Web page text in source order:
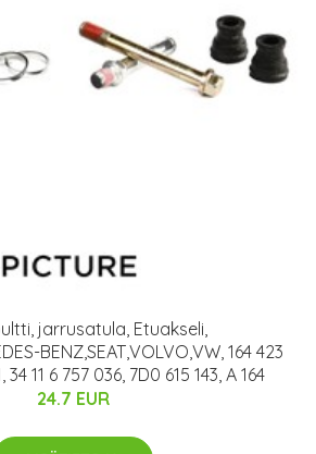
jarrusatula, Etuakseli,
BENZ,SEAT,VOLVO,VW, 164 423
34 11 6 757 036, 7D0 615 143, A 164
24.7 EUR